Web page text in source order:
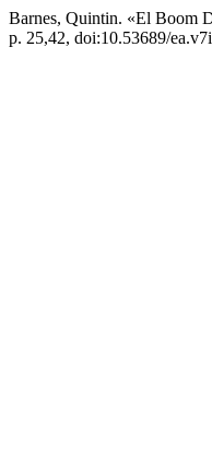
Barnes, Quintin. «El Boom
p. 25,42, doi:10.53689/